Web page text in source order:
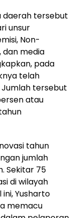
daerah tersebut
unsur
Non-
dan media
pada
telah
Jumlah tersebut
atau
tahun
jumlah
Sekitar 75
di wilayah
Yusharto
memacu